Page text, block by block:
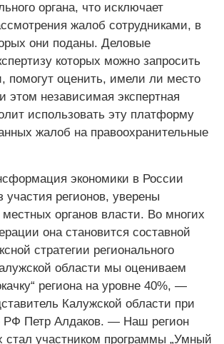
органа, что исключает
жалоб сотрудниками, в
они поданы. Деловые
которых можно запросить
помогут оценить, имели ли место
этом независимая экспертная
использовать эту платформу
жалоб на правоохранительные
экономики в России
регионов, уверены
местных органов власти. Во многих
она становится составной
стратегии регионального
области мы оцениваем
региона на уровне 40%, —
Калужской области при
РФ Петр Алдаков. — Наш регион
стал участником программы „Умный